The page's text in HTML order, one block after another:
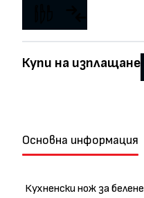
Купи на изплащане
Основна информация
Кухненски нож за